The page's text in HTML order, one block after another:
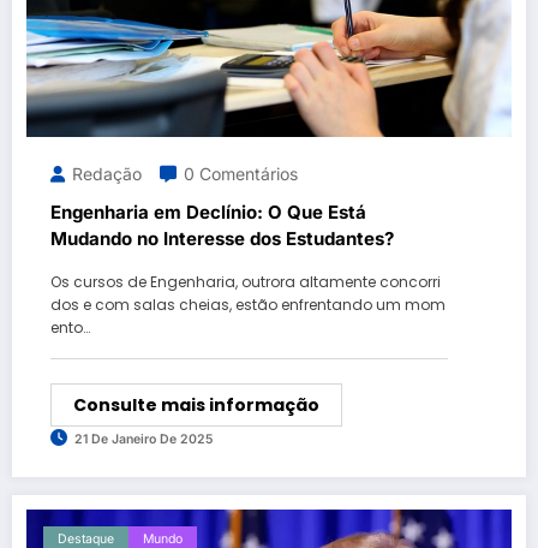
Redação 0 Comentários
Engenharia em Declínio: O Que Está
Mudando no Interesse dos Estudantes?
Os cursos de Engenharia, outrora altamente concorri
dos e com salas cheias, estão enfrentando um mom
ento…
Consulte mais informação
21 De Janeiro De 2025
Destaque Mundo